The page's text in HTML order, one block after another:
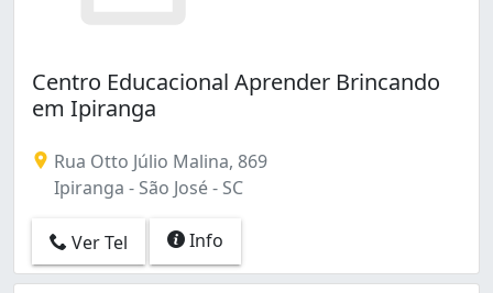
Centro Educacional Aprender Brincando
em Ipiranga
Rua Otto Júlio Malina, 869
Ipiranga - São José - SC
Ver Tel Info